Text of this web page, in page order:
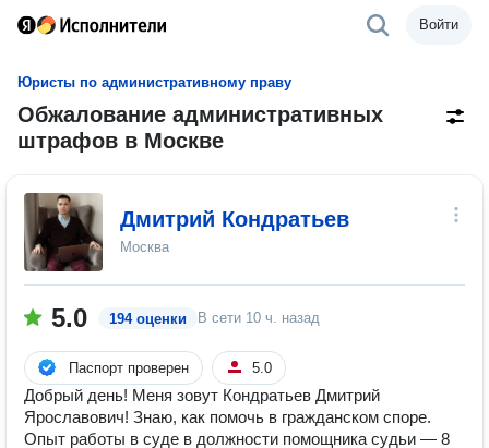
Войти
Юристы по административному праву
Обжалование административных
штрафов в Москве
Дмитрий Кондратьев
Москва
5.0 194 оценки В сети 10 ч. назад
Паспорт проверен 5.0
Добрый день! Меня зовут Кондратьев Дмитрий
Ярославович! Знаю, как помочь в гражданском споре.
Опыт работы в суде в должности помощника судьи — 8